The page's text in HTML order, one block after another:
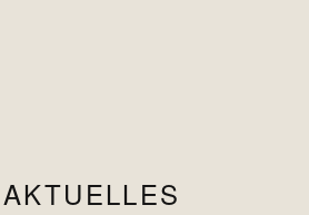
AKTUELLES